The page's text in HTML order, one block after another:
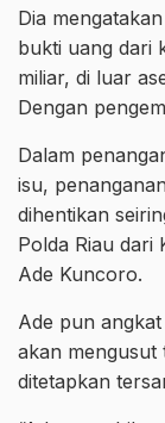
Dia
bukti uang dari
miliar, di luar
Dengan
Dalam
isu,
dihentikan
Polda Riau dari
Ade Kuncoro.
Ade pun
akan mengusut
ditetapkan